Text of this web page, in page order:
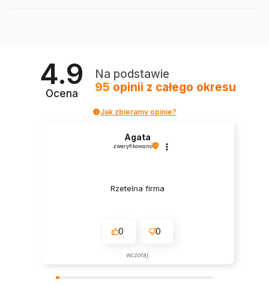
4.9
Ocena
Na podstawie
95 opinii z całego okresu
Jak zbieramy opinie?
Agata
zweryfikowano
Rzetelna firma
0 0
wczoraj